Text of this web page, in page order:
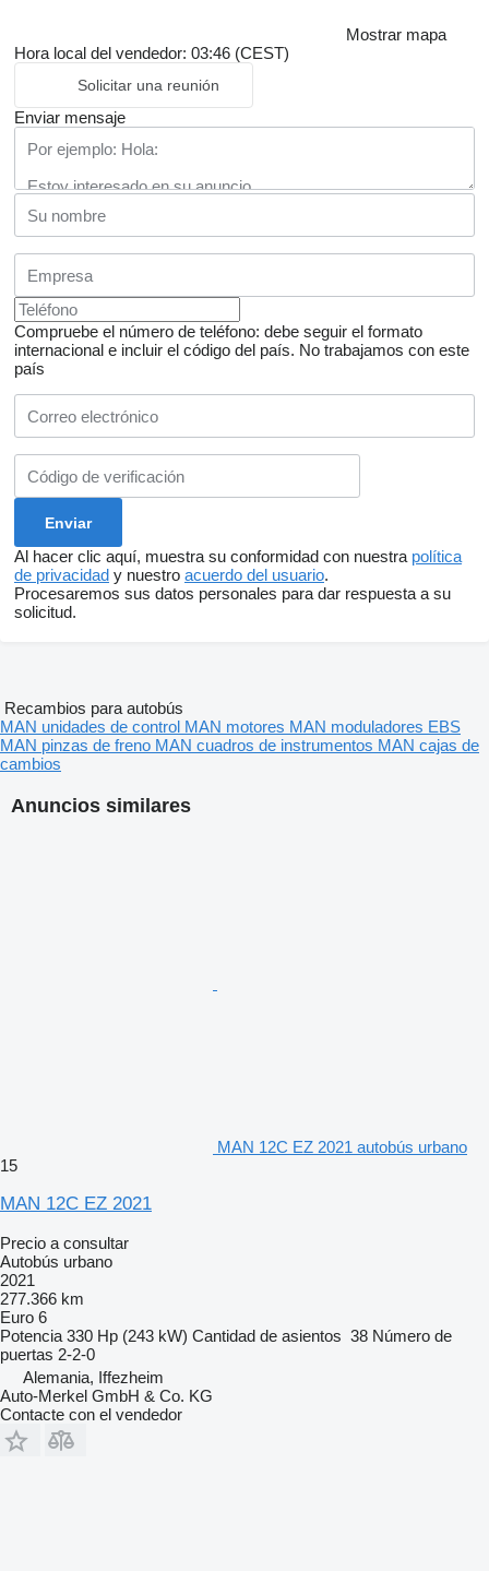
Mostrar mapa
Hora local del vendedor: 03:46 (CEST)
Solicitar una reunión
Enviar mensaje
Compruebe el número de teléfono: debe seguir el formato
internacional e incluir el código del país. No trabajamos con este
país
Al hacer clic aquí, muestra su conformidad con nuestra política
de privacidad y nuestro acuerdo del usuario.
Procesaremos sus datos personales para dar respuesta a su
solicitud.
Anuncios similares
MAN 12C EZ 2021 autobús urbano
15
MAN 12C EZ 2021
Precio a consultar
Autobús urbano
2021
277.366 km
Euro 6
Potencia 330 Hp (243 kW) Cantidad de asientos 38 Número de
puertas 2-2-0
Alemania, Iffezheim
Auto-Merkel GmbH & Co. KG
Contacte con el vendedor
Recambios para autobús
MAN unidades de control MAN motores MAN moduladores EBS
MAN pinzas de freno MAN cuadros de instrumentos MAN cajas de
cambios